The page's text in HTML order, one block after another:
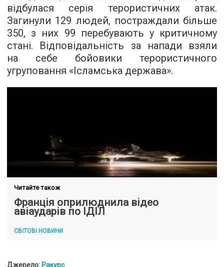
відбулася серія терористичних атак.
Загинули 129 людей, постраждали більше
350, з них 99 перебувають у критичному
стані. Відповідальність за напади взяли
на себе бойовики терористичного
угруповання «Ісламська держава».
Читайте також
Франція оприлюднила відео
авіаударів по ІДІЛ
СВІТОВІ НОВИНИ
Джерело: Ракурс